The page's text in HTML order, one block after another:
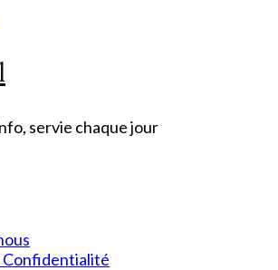
servie chaque jour
Confidentialité